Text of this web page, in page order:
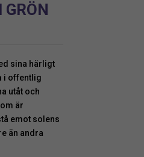
sina härligt
i offentlig
utåt och
är
emot solens
än andra